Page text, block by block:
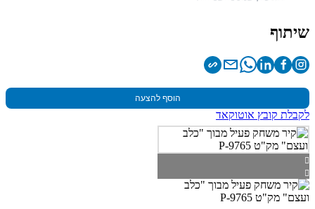
שיתוף
הוסף להצעה
לקבלת קובץ אוטוקאד